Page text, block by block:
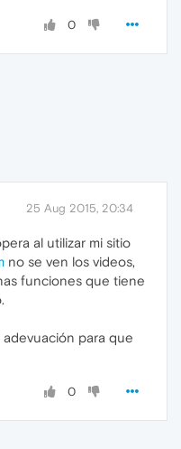
0
25 Aug 2015, 20:34
al utilizar mi sitio
no se ven los videos,
funciones que tiene
para que
0